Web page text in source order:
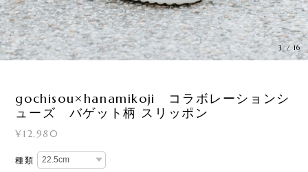
4/ 16
gochisou×hanamikoji コラボレーションシ
ューズ バゲット柄 スリッポン
¥12,980
種類